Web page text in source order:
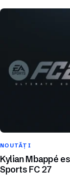
NOUTĂȚI
Kylian Mbappé
Sports FC 27